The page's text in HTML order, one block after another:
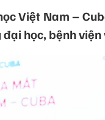
Việt Nam –
học, bệnh